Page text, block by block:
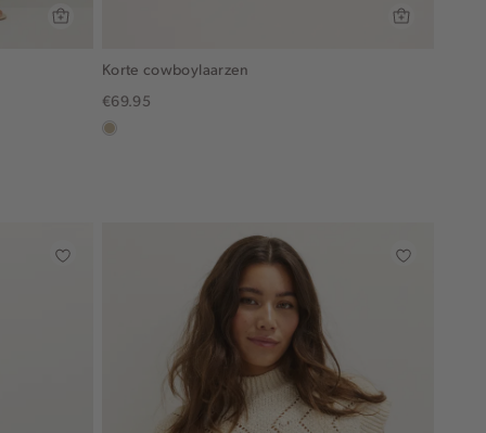
Korte cowboylaarzen
€69.95
lichtzand